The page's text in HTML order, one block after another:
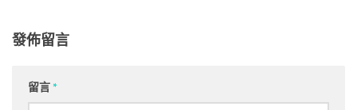
發佈留言
留言*